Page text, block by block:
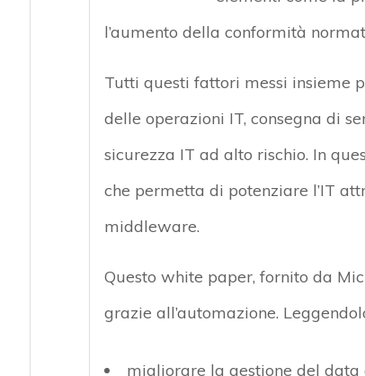
l’aumento della conformità
Tutti questi fattori messi insieme
delle operazioni IT, consegna di
sicurezza IT ad alto rischio. In
che permetta di potenziare l’IT
middleware.
Questo white paper, fornito da
grazie all’automazione.
migliorare la gestione del data